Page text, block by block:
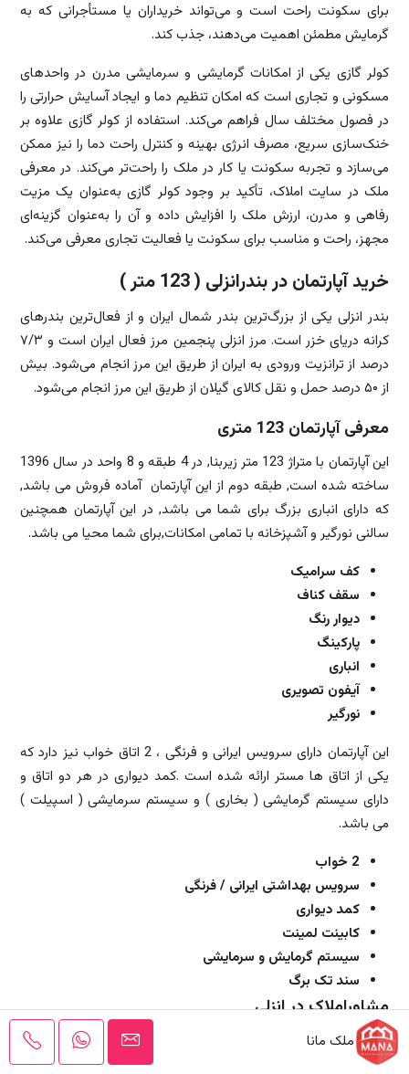
برای سکونت راحت است و می‌تواند خریداران یا مستأجرانی که به
گرمایش مطمئن اهمیت می‌دهند، جذب کند.
کولر گازی یکی از امکانات گرمایشی و سرمایشی مدرن در واحدهای
مسکونی و تجاری است که امکان تنظیم دما و ایجاد آسایش حرارتی را
در فصول مختلف سال فراهم می‌کند. استفاده از کولر گازی علاوه بر
خنک‌سازی سریع، مصرف انرژی بهینه و کنترل راحت دما را نیز ممکن
می‌سازد و تجربه سکونت یا کار در ملک را راحت‌تر می‌کند. در معرفی
ملک در سایت املاک، تأکید بر وجود کولر گازی به‌عنوان یک مزیت
رفاهی و مدرن، ارزش ملک را افزایش داده و آن را به‌عنوان گزینه‌ای
مجهز، راحت و مناسب برای سکونت یا فعالیت تجاری معرفی می‌کند.
خرید آپارتمان در بندرانزلی ( 123 متر )
بندر انزلی یکی از بزرگ‌ترین بندر شمال ایران و از فعال‌ترین بندرهای
کرانه دریای خزر است. مرز انزلی پنجمین مرز فعال ایران است و ۷/۳
درصد از ترانزیت ورودی به ایران از طریق این مرز انجام می‌شود. بیش
از ۵۰ درصد حمل و نقل کالای گیلان از طریق این مرز انجام می‌شود.
معرفی آپارتمان 123 متری
این آپارتمان با متراژ 123 متر زیربنا, در 4 طبقه و 8 واحد در سال 1396
ساخته شده است, طبقه دوم از این آپارتمان آماده فروش می باشد,
که دارای انباری بزرگ برای شما می باشد, در این آپارتمان همچنین
سالنی نورگیر و آشپزخانه با تمامی امکانات,برای شما محیا می باشد.
کف سرامیک
سقف کناف
دیوار رنگ
پارکینگ
انباری
آیفون تصویری
نورگیر
این آپارتمان دارای سرویس ایرانی و فرنگی ، 2 اتاق خواب نیز دارد که
یکی از اتاق ها مستر ارائه شده است .کمد دیواری در هر دو اتاق و
دارای سیستم گرمایشی ( بخاری ) و سیستم سرمایشی ( اسپیلت )
می باشد.
2 خواب
سرویس بهداشتی ایرانی / فرنگی
کمد دیواری
کابینت لمینت
سیستم گرمایش و سرمایشی
سند تک برگ
مشاوراملاک در انزلی
سامانه مشاور املاک ملک مانا
ویلا و آپارتمان و زمین
در شهر بندر انزلی
اطلاعاتکاملی را از این شهر
ملک مانا